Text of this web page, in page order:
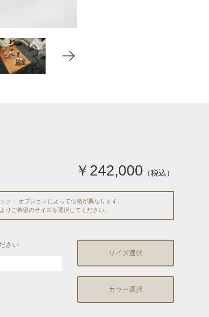
￥242,000 （税込）
・ オプションによって価格が異なります。
りご希望のサイズを選択してください。
さい
サイズ選択
カラー選択